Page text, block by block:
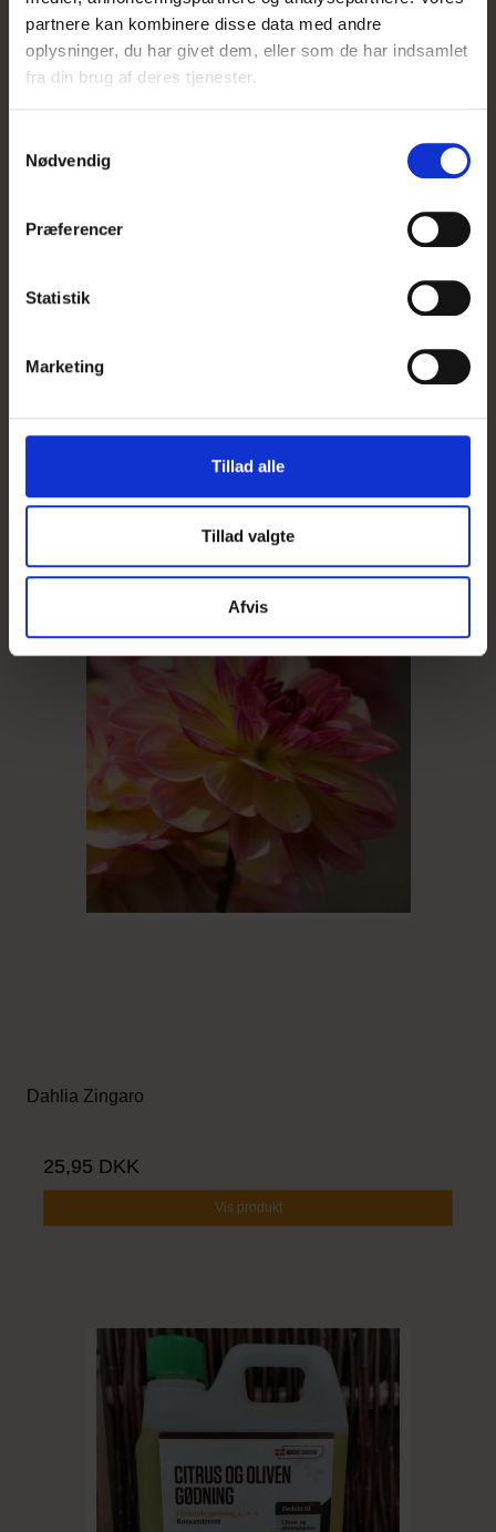
partnere kan kombinere disse data med andre
oplysninger, du har givet dem, eller som de har indsamlet
fra din brug af deres tjenester.
Nødvendig
Præferencer
Statistik
Marketing
Tillad alle
Tillad valgte
Afvis
Dahlia Torsade
Ny i webshoppen!
25,95 DKK
Vis produkt
Dahlia Zingaro
25,95 DKK
Vis produkt